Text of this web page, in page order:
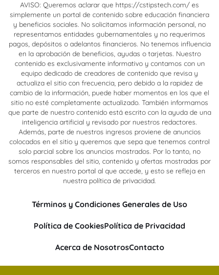
AVISO: Queremos aclarar que https://cstipstech.com/ es
simplemente un portal de contenido sobre educación financiera
y beneficios sociales. No solicitamos información personal, no
representamos entidades gubernamentales y no requerimos
pagos, depósitos o adelantos financieros. No tenemos influencia
en la aprobación de beneficios, ayudas o tarjetas. Nuestro
contenido es exclusivamente informativo y contamos con un
equipo dedicado de creadores de contenido que revisa y
actualiza el sitio con frecuencia, pero debido a la rapidez de
cambio de la información, puede haber momentos en los que el
sitio no esté completamente actualizado. También informamos
que parte de nuestro contenido está escrito con la ayuda de una
inteligencia artificial y revisado por nuestros redactores.
Además, parte de nuestros ingresos proviene de anuncios
colocados en el sitio y queremos que sepa que tenemos control
solo parcial sobre los anuncios mostrados. Por lo tanto, no
somos responsables del sitio, contenido y ofertas mostradas por
terceros en nuestro portal al que accede, y esto se refleja en
nuestra política de privacidad.
Términos y Condiciones Generales de Uso
Política de CookiesPolítica de Privacidad
Acerca de NosotrosContacto